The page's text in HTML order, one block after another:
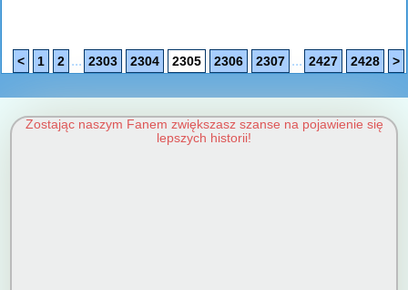
< 1 2 ... 2303 2304 2305 2306 2307 ... 2427 2428 >
Zostając naszym Fanem zwiększasz szanse na pojawienie się
lepszych historii!